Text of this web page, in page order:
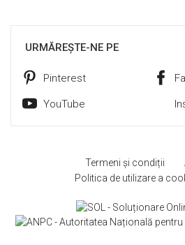
URMĂREȘTE-NE PE
Pinterest
YouTube
Termeni și condiții
Politica de utilizare a